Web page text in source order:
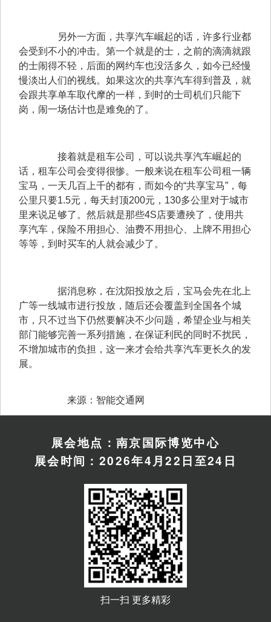
另外一方面，共享汽车崛起的话，许多行业都
会受到不小的冲击。第一个就是的士，之前的滴滴就跟
的士闹得不轻，后面的网约车也没活多久，如今已经慢
慢淡出人们的视线。如果这次的共享汽车得到普及，就
会跟共享单车取代摩的一样，到时的士司机们只能下
岗，闹一场估计也是难免的了。
接着就是租车公司，可以说共享汽车崛起的
话，租车公司会变得很惨。一般来说在租车公司租一辆
宝马，一天几百上千的都有，而如今的“共享宝马”，每
公里只要1.5元，每天封顶200元，130多公里对于城市
里来说足够了。然后就是那些4S店要遭殃了，使用共
享汽车，保险不用担心、油费不用担心、上牌不用担心
等等，到时买车的人就会减少了。
据消息称，在沈阳投放之后，宝马会先在北上
广等一线城市进行投放，随后还会覆盖到全国各个城
市，只不过当下仍然要解决不少问题，希望企业与相关
部门能够完善一系列措施，在保证利民的同时不扰民，
不增加城市的负担，这一来才会给共享汽车更长久的发
展。
来源：智能交通网
展会地点：南京国际博览中心
展会时间：2026年4月22日至24日
扫一扫 更多精彩